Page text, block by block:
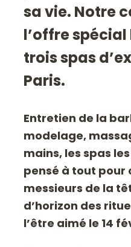
sa vie. Notre
l’offre
trois spas
Paris.
Entretien de la
modelage,
mains, les spas
pensé à tout pour
messieurs de la
d’horizon des
l’être aimé le 14